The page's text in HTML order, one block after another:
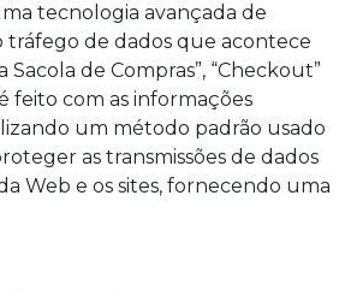
tecnologia avançada de
tráfego de dados que acontece
Sacola de Compras”, “Checkout”
feito com as informações
um método padrão usado
as transmissões de dados
Web e os sites, fornecendo uma